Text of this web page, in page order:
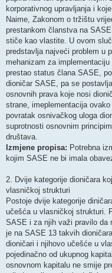
korporativnog upravljanja i
Naime, Zakonom o tržištu
prestankom članstva na
stiče kao vlastite. U ovom
predstavlja najveći problem u
mehanizam za
prestao status člana SASE,
dioničar SASE, pa se
osnovnih prava koje nosi
strane, imeplementacija
povratak osnivačkog uloga
suprotnosti osnovnim
društava.
Izmjene propisa: Potrebna
kojim SASE ne bi imala
2. Dvije kategorije dioničara
vlasničkoj strukturi
Postoje dvije kategorije
učešća u vlasničkoj strukturi.
SASE i za njih važi pravilo da
je na SASE 13 takvih
dioničari i njihovo učešće u
pojedinačno od ukupnog
osnovnom kapitalu ne smije